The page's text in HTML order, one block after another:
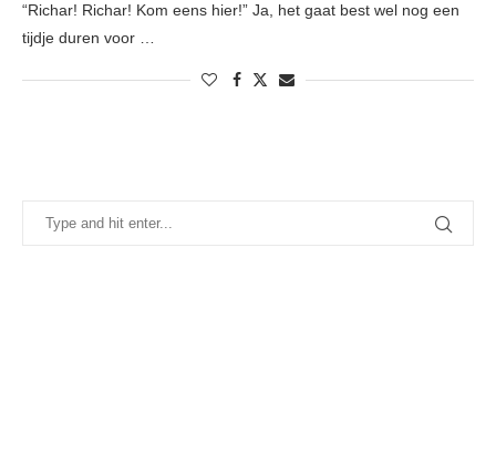
“Richar! Richar! Kom eens hier!” Ja, het gaat best wel nog een
tijdje duren voor …